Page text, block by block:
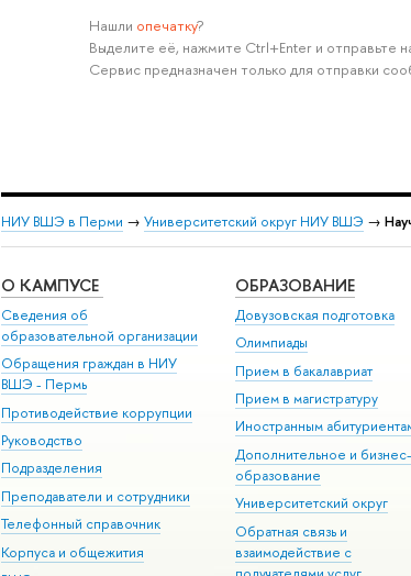
Нашли опечатку?
Выделите её, нажмите Ctrl+Enter и отправьте
Сервис предназначен только для отправки
НИУ ВШЭ в Перми → Университетский округ НИУ ВШЭ →
О КАМПУСЕ
Сведения об
образовательной организации
Обращения граждан в НИУ
ВШЭ - Пермь
Противодействие коррупции
Руководство
Подразделения
Преподаватели и сотрудники
Телефонный справочник
Корпуса и общежития
ОБРАЗОВАНИЕ
Довузовская подготовка
Олимпиады
Прием в бакалавриат
Прием в магистратуру
Иностранным
Дополнительное и бизнес-
образование
Университетский округ
Обратная связь и
взаимодействие с